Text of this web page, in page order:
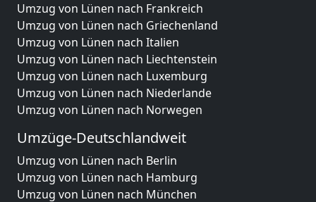
Umzug von Lünen nach Frankreich
Umzug von Lünen nach Griechenland
Umzug von Lünen nach Italien
Umzug von Lünen nach Liechtenstein
Umzug von Lünen nach Luxemburg
Umzug von Lünen nach Niederlande
Umzug von Lünen nach Norwegen
Umzüge-Deutschlandweit
Umzug von Lünen nach Berlin
Umzug von Lünen nach Hamburg
Umzug von Lünen nach München